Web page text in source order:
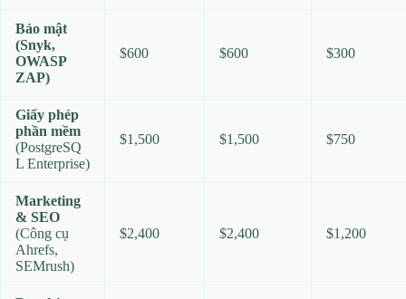
Bảo mật
(Snyk,
OWASP
ZAP)
$600 $600 $300
Giấy phép
phần mềm
(PostgreSQ
L Enterprise)
$1,500 $1,500 $750
Marketing
& SEO
(Công cụ
Ahrefs,
SEMrush)
$2,400 $2,400 $1,200